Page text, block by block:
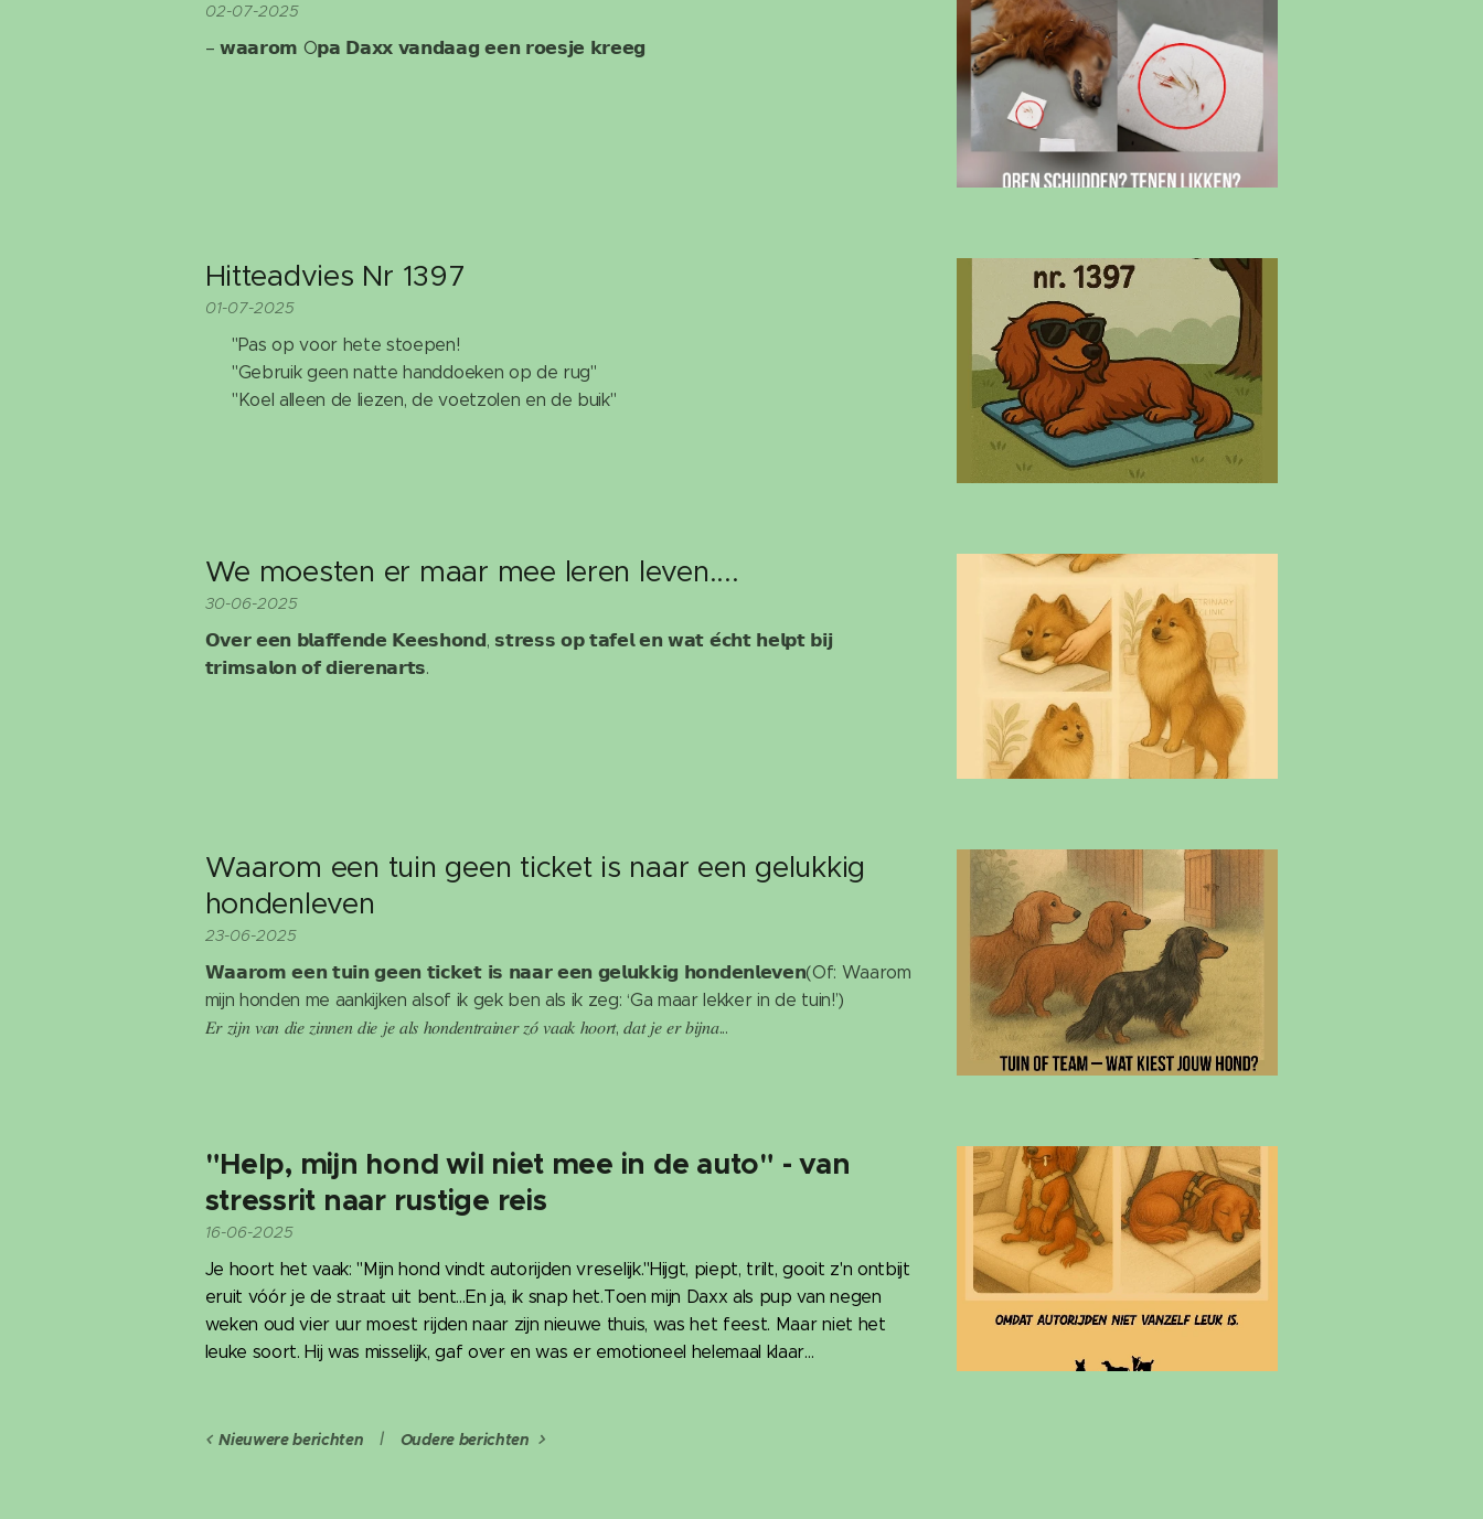
02-07-2025
– 𝘄𝗮𝗮𝗿𝗼𝗺 O𝗽𝗮 𝗗𝗮𝘅𝘅 𝘃𝗮𝗻𝗱𝗮𝗮𝗴 𝗲𝗲𝗻 𝗿𝗼𝗲𝘀𝗷𝗲 𝗸𝗿𝗲𝗲𝗴
Hitteadvies Nr 1397
01-07-2025
🚫 "Pas op voor hete stoepen!
🚫 "Gebruik geen natte handdoeken op de rug"
🚫 "Koel alleen de liezen, de voetzolen en de buik"
We moesten er maar mee leren leven....
30-06-2025
𝗢𝘃𝗲𝗿 𝗲𝗲𝗻 𝗯𝗹𝗮𝗳𝗳𝗲𝗻𝗱𝗲 𝗞𝗲𝗲𝘀𝗵𝗼𝗻𝗱, 𝘀𝘁𝗿𝗲𝘀𝘀 𝗼𝗽 𝘁𝗮𝗳𝗲𝗹 𝗲𝗻 𝘄𝗮𝘁 𝗲́𝗰𝗵𝘁 𝗵𝗲𝗹𝗽𝘁 𝗯𝗶𝗷
𝘁𝗿𝗶𝗺𝘀𝗮𝗹𝗼𝗻 𝗼𝗳 𝗱𝗶𝗲𝗿𝗲𝗻𝗮𝗿𝘁𝘀.
Waarom een tuin geen ticket is naar een gelukkig
hondenleven
23-06-2025
𝗪𝗮𝗮𝗿𝗼𝗺 𝗲𝗲𝗻 𝘁𝘂𝗶𝗻 𝗴𝗲𝗲𝗻 𝘁𝗶𝗰𝗸𝗲𝘁 𝗶𝘀 𝗻𝗮𝗮𝗿 𝗲𝗲𝗻 𝗴𝗲𝗹𝘂𝗸𝗸𝗶𝗴 𝗵𝗼𝗻𝗱𝗲𝗻𝗹𝗲𝘃𝗲𝗻(Of: Waarom
mijn honden me aankijken alsof ik gek ben als ik zeg: ‘Ga maar lekker in de tuin!’)
𝐸𝑟 𝑧𝑖𝑗𝑛 𝑣𝑎𝑛 𝑑𝑖𝑒 𝑧𝑖𝑛𝑛𝑒𝑛 𝑑𝑖𝑒 𝑗𝑒 𝑎𝑙𝑠 ℎ𝑜𝑛𝑑𝑒𝑛𝑡𝑟𝑎𝑖𝑛𝑒𝑟 𝑧𝑜́ 𝑣𝑎𝑎𝑘 ℎ𝑜𝑜𝑟𝑡, 𝑑𝑎𝑡 𝑗𝑒 𝑒𝑟 𝑏𝑖𝑗𝑛𝑎...
"Help, mijn hond wil niet mee in de auto" - van
stressrit naar rustige reis
16-06-2025
Je hoort het vaak: "Mijn hond vindt autorijden vreselijk."Hijgt, piept, trilt, gooit z'n ontbijt
eruit vóór je de straat uit bent…En ja, ik snap het.Toen mijn Daxx als pup van negen
weken oud vier uur moest rijden naar zijn nieuwe thuis, was het feest. Maar niet het
leuke soort. Hij was misselijk, gaf over en was er emotioneel helemaal klaar...
Nieuwere berichten Oudere berichten